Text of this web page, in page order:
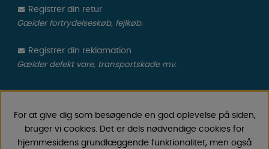
Registrer din retur
Gælder fortrydelseskøb, fejlkøb.
Registrer din reklamation
Gælder defekt vare, transportskade mv.
Vi har oparbejdet stor erfaring med campingvogne &
autocamper tilbehør gennem årene, fordi vi har
For at give dig som besøgende en god oplevelse på siden,
bruger vi cookies. Det er dels nødvendige cookies for
hjemmesidens grundlæggende funktionalitet, men også